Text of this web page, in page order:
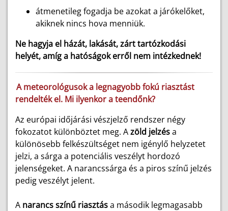
átmenetileg fogadja be azokat a járókelőket,
akiknek nincs hova menniük.
Ne hagyja el házát, lakását, zárt tartózkodási
helyét, amíg a hatóságok erről nem intézkednek!
A meteorológusok a legnagyobb fokú riasztást
rendelték el. Mi ilyenkor a teendőnk?
Az európai időjárási vészjelző rendszer négy
fokozatot különböztet meg. Azöld jelzésa
különösebb felkészültséget nem igénylő helyzetet
jelzi, a sárga a potenciális veszélyt hordozó
jelenségeket. A narancssárga és a piros színű jelzés
pedig veszélyt jelent.
A narancs színű riasztása második legmagasabb